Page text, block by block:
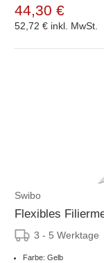
44,30 €
52,72 € inkl. MwSt.
Swibo
Flexibles
3 - 5 Werktage
Farbe: Gelb